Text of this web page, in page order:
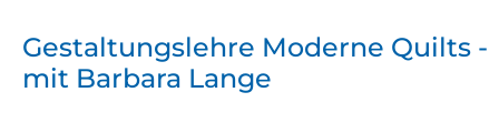
Gestaltungslehre Moderne Quilts -
mit Barbara Lange